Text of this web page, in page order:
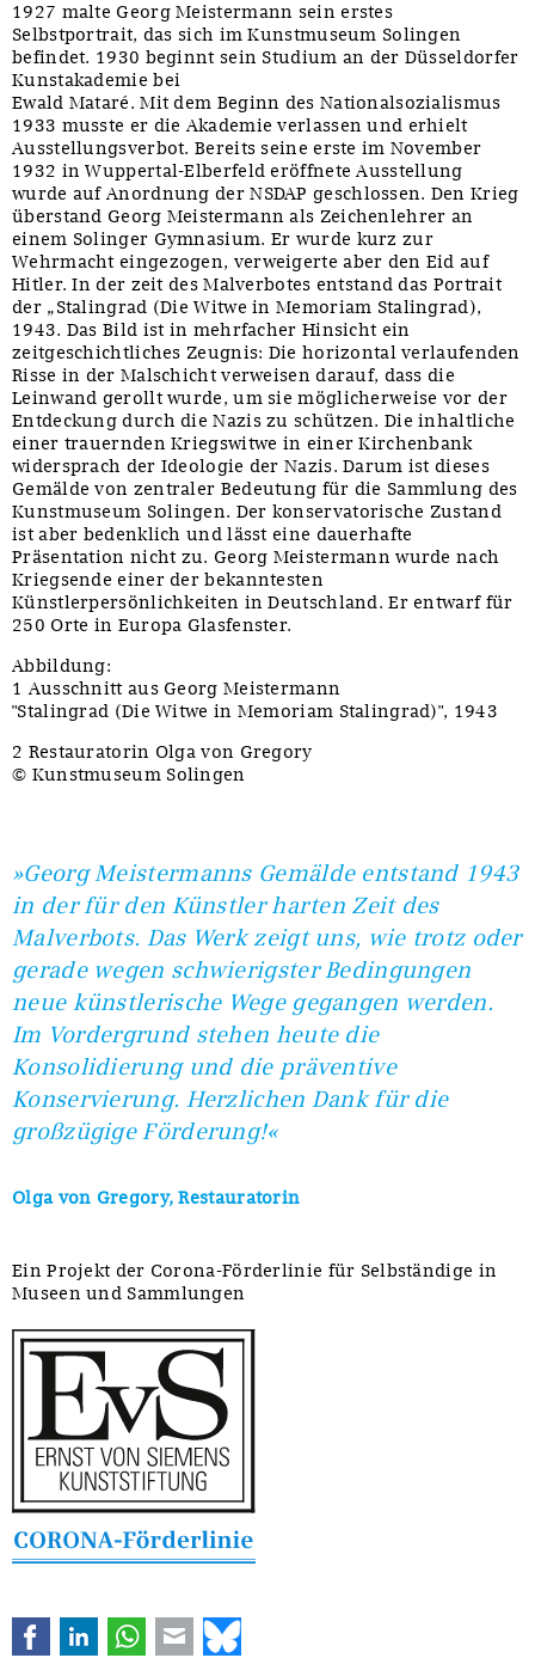
1927 malte Georg Meistermann sein erstes
Selbstportrait, das sich im Kunstmuseum Solingen
befindet. 1930 beginnt sein Studium an der Düsseldorfer
Kunstakademie bei
Ewald Mataré. Mit dem Beginn des Nationalsozialismus
1933 musste er die Akademie verlassen und erhielt
Ausstellungsverbot. Bereits seine erste im November
1932 in Wuppertal-Elberfeld eröffnete Ausstellung
wurde auf Anordnung der NSDAP geschlossen. Den Krieg
überstand Georg Meistermann als Zeichenlehrer an
einem Solinger Gymnasium. Er wurde kurz zur
Wehrmacht eingezogen, verweigerte aber den Eid auf
Hitler. In der zeit des Malverbotes entstand das Portrait
der „Stalingrad (Die Witwe in Memoriam Stalingrad),
1943. Das Bild ist in mehrfacher Hinsicht ein
zeitgeschichtliches Zeugnis: Die horizontal verlaufenden
Risse in der Malschicht verweisen darauf, dass die
Leinwand gerollt wurde, um sie möglicherweise vor der
Entdeckung durch die Nazis zu schützen. Die inhaltliche
einer trauernden Kriegswitwe in einer Kirchenbank
widersprach der Ideologie der Nazis. Darum ist dieses
Gemälde von zentraler Bedeutung für die Sammlung des
Kunstmuseum Solingen. Der konservatorische Zustand
ist aber bedenklich und lässt eine dauerhafte
Präsentation nicht zu. Georg Meistermann wurde nach
Kriegsende einer der bekanntesten
Künstlerpersönlichkeiten in Deutschland. Er entwarf für
250 Orte in Europa Glasfenster.
Abbildung:
1 Ausschnitt aus Georg Meistermann
"Stalingrad (Die Witwe in Memoriam Stalingrad)", 1943
2 Restauratorin Olga von Gregory
© Kunstmuseum Solingen
»Georg Meistermanns Gemälde entstand 1943
in der für den Künstler harten Zeit des
Malverbots. Das Werk zeigt uns, wie trotz oder
gerade wegen schwierigster Bedingungen
neue künstlerische Wege gegangen werden.
Im Vordergrund stehen heute die
Konsolidierung und die präventive
Konservierung. Herzlichen Dank für die
großzügige Förderung!«
Olga von Gregory, Restauratorin
Ein Projekt der Corona-Förderlinie für Selbständige in
Museen und Sammlungen
FacebookLinkedInWhatsApp
E-mail